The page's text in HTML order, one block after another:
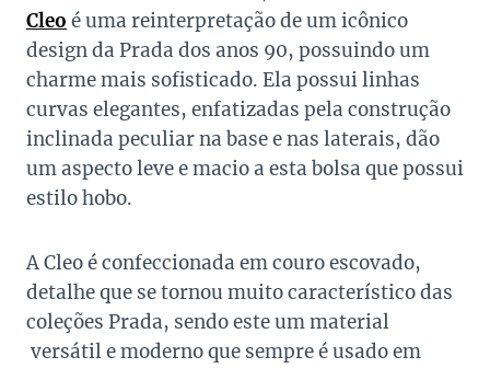
Cleo é uma reinterpretação de um icônico
design da Prada dos anos 90, possuindo um
charme mais sofisticado. Ela possui linhas
curvas elegantes, enfatizadas pela construção
inclinada peculiar na base e nas laterais, dão
um aspecto leve e macio a esta bolsa que possui
estilo hobo.
A Cleo é confeccionada em couro escovado,
detalhe que se tornou muito característico das
coleções Prada, sendo este um material
versátil e moderno que sempre é usado em